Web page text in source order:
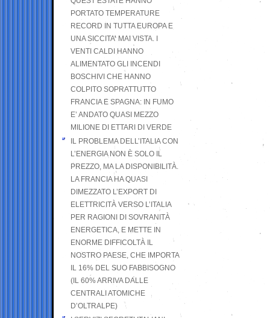
PORTATO TEMPERATURE
RECORD IN TUTTA EUROPA E
UNA SICCITA’ MAI VISTA. I
VENTI CALDI HANNO
ALIMENTATO GLI INCENDI
BOSCHIVI CHE HANNO
COLPITO SOPRATTUTTO
FRANCIA E SPAGNA: IN FUMO
E’ ANDATO QUASI MEZZO
MILIONE DI ETTARI DI VERDE
IL PROBLEMA DELL’ITALIA CON
L’ENERGIA NON È SOLO IL
PREZZO, MA LA DISPONIBILITÀ.
LA FRANCIA HA QUASI
DIMEZZATO L’EXPORT DI
ELETTRICITÀ VERSO L’ITALIA
PER RAGIONI DI SOVRANITÀ
ENERGETICA, E METTE IN
ENORME DIFFICOLTÀ IL
NOSTRO PAESE, CHE IMPORTA
IL 16% DEL SUO FABBISOGNO
(IL 60% ARRIVA DALLE
CENTRALI ATOMICHE
D’OLTRALPE)